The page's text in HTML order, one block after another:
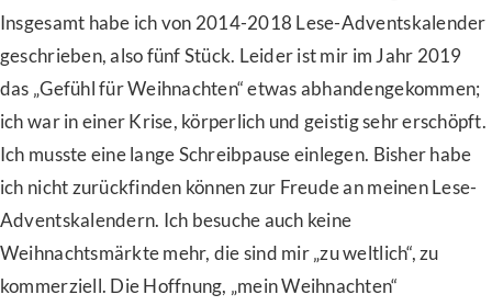
Insgesamt habe ich von 2014-2018 Lese-Adventskalender
geschrieben, also fünf Stück. Leider ist mir im Jahr 2019
das „Gefühl für Weihnachten“ etwas abhandengekommen;
ich war in einer Krise, körperlich und geistig sehr erschöpft.
Ich musste eine lange Schreibpause einlegen. Bisher habe
ich nicht zurückfinden können zur Freude an meinen Lese-
Adventskalendern. Ich besuche auch keine
Weihnachtsmärkte mehr, die sind mir „zu weltlich“, zu
kommerziell. Die Hoffnung, „mein Weihnachten“